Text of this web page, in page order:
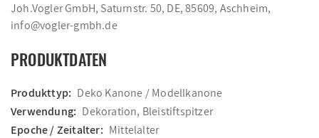
Joh.Vogler GmbH, Saturnstr. 50, DE, 85609, Aschheim,
info@vogler-gmbh.de
PRODUKTDATEN
Produkttyp: Deko Kanone / Modellkanone
Verwendung: Dekoration, Bleistiftspitzer
Epoche / Zeitalter: Mittelalter